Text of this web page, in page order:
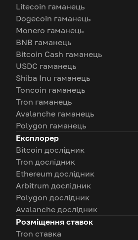
Litecoin гаманець
Dogecoin гаманець
Monero гаманець
BNB гаманець
Bitcoin Cash гаманець
USDC гаманець
Shiba Inu гаманець
Toncoin гаманець
Tron гаманець
Avalanche гаманець
Polygon гаманець
Експлорер
Bitcoin дослідник
Tron дослідник
Ethereum дослідник
Arbitrum дослідник
Polygon дослідник
Avalanche дослідник
Розміщення ставок
Tron ставка